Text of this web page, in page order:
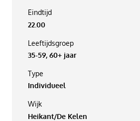
Eindtijd
22.00
Leeftijdsgroep
35-59, 60+ jaar
Type
Individueel
Wijk
Heikant/De Kelen